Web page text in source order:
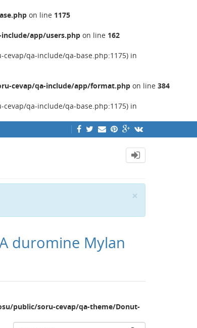
on line 1175
app/users.php on line 162
qa-include/qa-base.php:1175) in
cevap/qa-include/app/format.php on line 384
qa-include/qa-base.php:1175) in
×
duromine Mylan
public/soru-cevap/qa-theme/Donut-